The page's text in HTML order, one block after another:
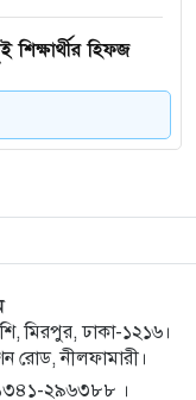
শিক্ষার্থীর হিফজ
গ্রেপ্তার ২,
২০২৬ উপলক্ষে
কারণেই শেখ হাসিনা
বিএনপি: মিয়া
মিরপুর, ঢাকা-১২১৬।
রোড, নীলফামারী।
২৯৬৩৮৮ ।